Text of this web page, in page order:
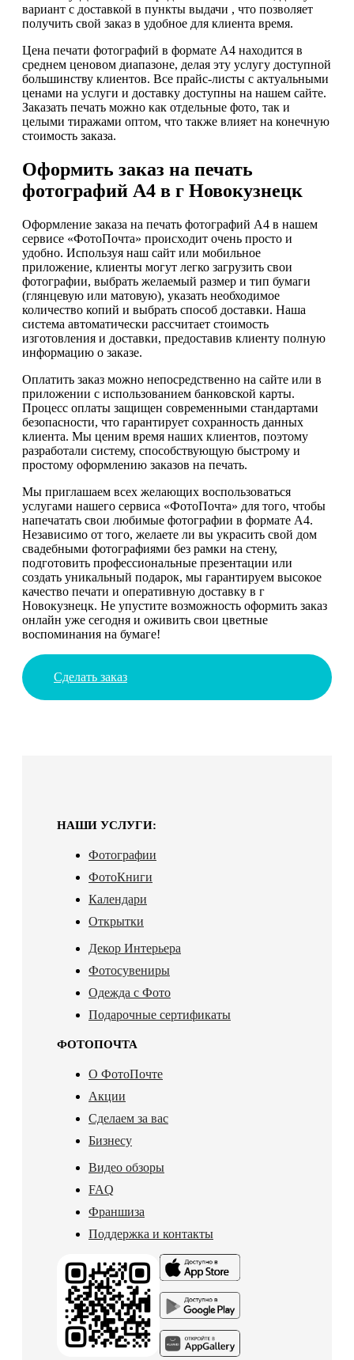
вариант с доставкой в пункты выдачи , что позволяет
получить свой заказ в удобное для клиента время.
Цена печати фотографий в формате А4 находится в
среднем ценовом диапазоне, делая эту услугу доступной
большинству клиентов. Все прайс-листы с актуальными
ценами на услуги и доставку доступны на нашем сайте.
Заказать печать можно как отдельные фото, так и
целыми тиражами оптом, что также влияет на конечную
стоимость заказа.
Оформить заказ на печать
фотографий А4 в г Новокузнецк
Оформление заказа на печать фотографий А4 в нашем
сервисе «ФотоПочта» происходит очень просто и
удобно. Используя наш сайт или мобильное
приложение, клиенты могут легко загрузить свои
фотографии, выбрать желаемый размер и тип бумаги
(глянцевую или матовую), указать необходимое
количество копий и выбрать способ доставки. Наша
система автоматически рассчитает стоимость
изготовления и доставки, предоставив клиенту полную
информацию о заказе.
Оплатить заказ можно непосредственно на сайте или в
приложении с использованием банковской карты.
Процесс оплаты защищен современными стандартами
безопасности, что гарантирует сохранность данных
клиента. Мы ценим время наших клиентов, поэтому
разработали систему, способствующую быстрому и
простому оформлению заказов на печать.
Мы приглашаем всех желающих воспользоваться
услугами нашего сервиса «ФотоПочта» для того, чтобы
напечатать свои любимые фотографии в формате А4.
Независимо от того, желаете ли вы украсить свой дом
свадебными фотографиями без рамки на стену,
подготовить профессиональные презентации или
создать уникальный подарок, мы гарантируем высокое
качество печати и оперативную доставку в г
Новокузнецк. Не упустите возможность оформить заказ
онлайн уже сегодня и оживить свои цветные
воспоминания на бумаге!
Сделать заказ
НАШИ УСЛУГИ:
Фотографии
ФотоКниги
Календари
Открытки
Декор Интерьера
Фотосувениры
Одежда с Фото
Подарочные сертификаты
ФОТОПОЧТА
О ФотоПочте
Акции
Сделаем за вас
Бизнесу
Видео обзоры
FAQ
Франшиза
Поддержка и контакты